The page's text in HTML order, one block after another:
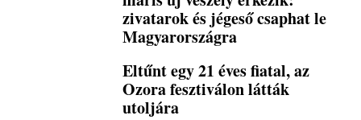
zivatarok és jégeső csaphat le
Magyarországra
Eltűnt egy 21 éves fiatal, az
Ozora fesztiválon látták
utoljára